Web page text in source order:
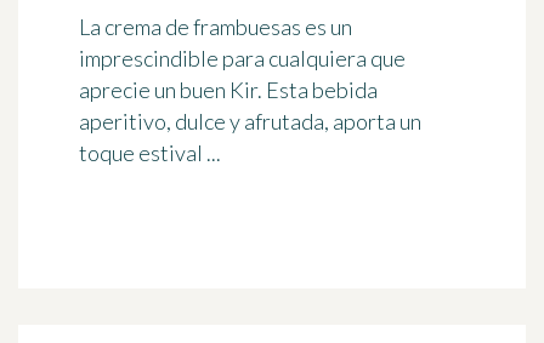
La crema de frambuesas es un
imprescindible para cualquiera que
aprecie un buen Kir. Esta bebida
aperitivo, dulce y afrutada, aporta un
toque estival ...